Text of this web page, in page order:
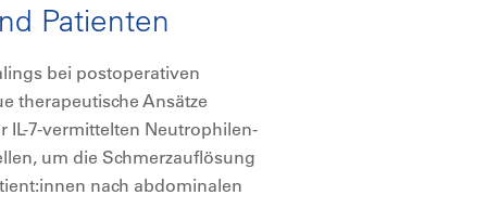
Patienten
bei postoperativen
therapeutische Ansätze
IL-7-vermittelten Neutrophilen-
um die Schmerzauflösung
nach abdominalen